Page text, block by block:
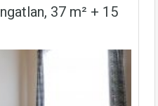
37 m² + 15